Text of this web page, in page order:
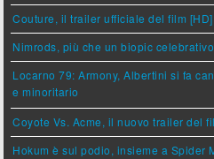
Couture, il trailer ufficiale del film [HD]
Nimrods, più che un biopic
Locarno 79: Armony, Albertini si fa
e minoritario
Coyote Vs. Acme, il nuovo trailer del
Hokum è sul podio, insieme a Spider